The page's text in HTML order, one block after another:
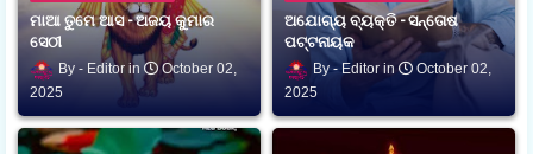
ମାଆ ତୁମେ ଆସ - ଅଜୟ କୁମାର
ସେଠୀ
Editor
October 02,
2025
ଅଯୋଗ୍ୟ ବ୍ୟକ୍ତି - ସନ୍ତୋଷ
ପଟ୍ଟନାୟକ
Editor
October 02,
2025